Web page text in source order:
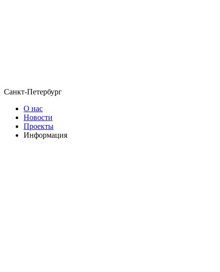
Санкт-Петербург
О нас
Новости
Проекты
Информация